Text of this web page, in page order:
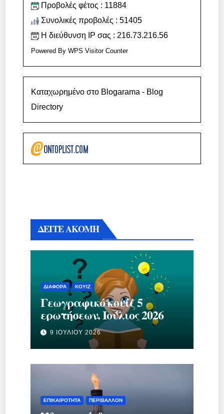
Προβολές φέτος : 11884
Συνολικές προβολές : 51405
Η διεύθυνση IP σας : 216.73.216.56
Powered ByWPS Visitor Counter
Καταχωρημένο στο Blogarama - Blog
Directory
ΔΕΙΤΕ ΑΚΟΜΗ
ΔΙΆΦΟΡΑ ΚΟΥΊΖ
Γεωγραφικό κουίζ 5
ερωτήσεων. Ιούλιος 2026
9 ΙΟΥΛΊΟΥ 2026
ΕΠΙΚΑΙΡΌΤΗΤΑ ΠΕΡΙΒΆΛΛΟΝ